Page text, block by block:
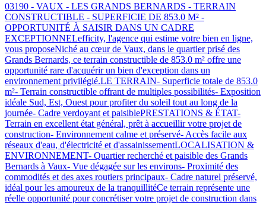
03190 - VAUX - LES GRANDS BERNARDS - TERRAIN
CONSTRUCTIBLE - SUPERFICIE DE 853.0 M² -
OPPORTUNITÉ À SAISIR DANS UN CADRE
EXCEPTIONNELefficity, l'agence qui estime votre bien en ligne,
vous proposeNiché au cœur de Vaux, dans le quartier prisé des
Grands Bernards, ce terrain constructible de 853.0 m² offre une
opportunité rare d'acquérir un bien d'exception dans un
environnement privilégié.LE TERRAIN- Superficie totale de 853.0
m²- Terrain constructible offrant de multiples possibilités- Exposition
idéale Sud, Est, Ouest pour profiter du soleil tout au long de la
journée- Cadre verdoyant et paisiblePRESTATIONS & ÉTAT-
Terrain en excellent état général, prêt à accueillir votre projet de
construction- Environnement calme et préservé- Accès facile aux
réseaux d'eau, d'électricité et d'assainissementLOCALISATION &
ENVIRONNEMENT- Quartier recherché et paisible des Grands
Bernards à Vaux- Vue dégagée sur les environs- Proximité des
commodités et des axes routiers principaux- Cadre naturel préservé,
idéal pour les amoureux de la tranquillitéCe terrain représente une
réelle opportunité pour concrétiser votre projet de construction dans